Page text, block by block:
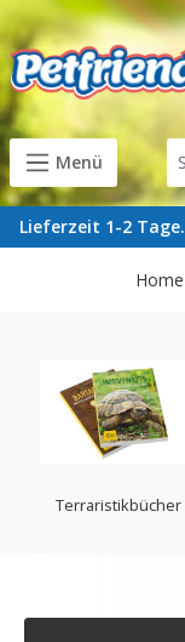
content
Menü
Lieferzeit 1-2 Tage.
Home
Terraristikbücher